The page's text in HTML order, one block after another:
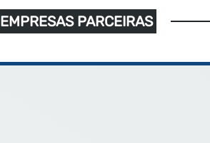
EMPRESAS PARCEIRAS